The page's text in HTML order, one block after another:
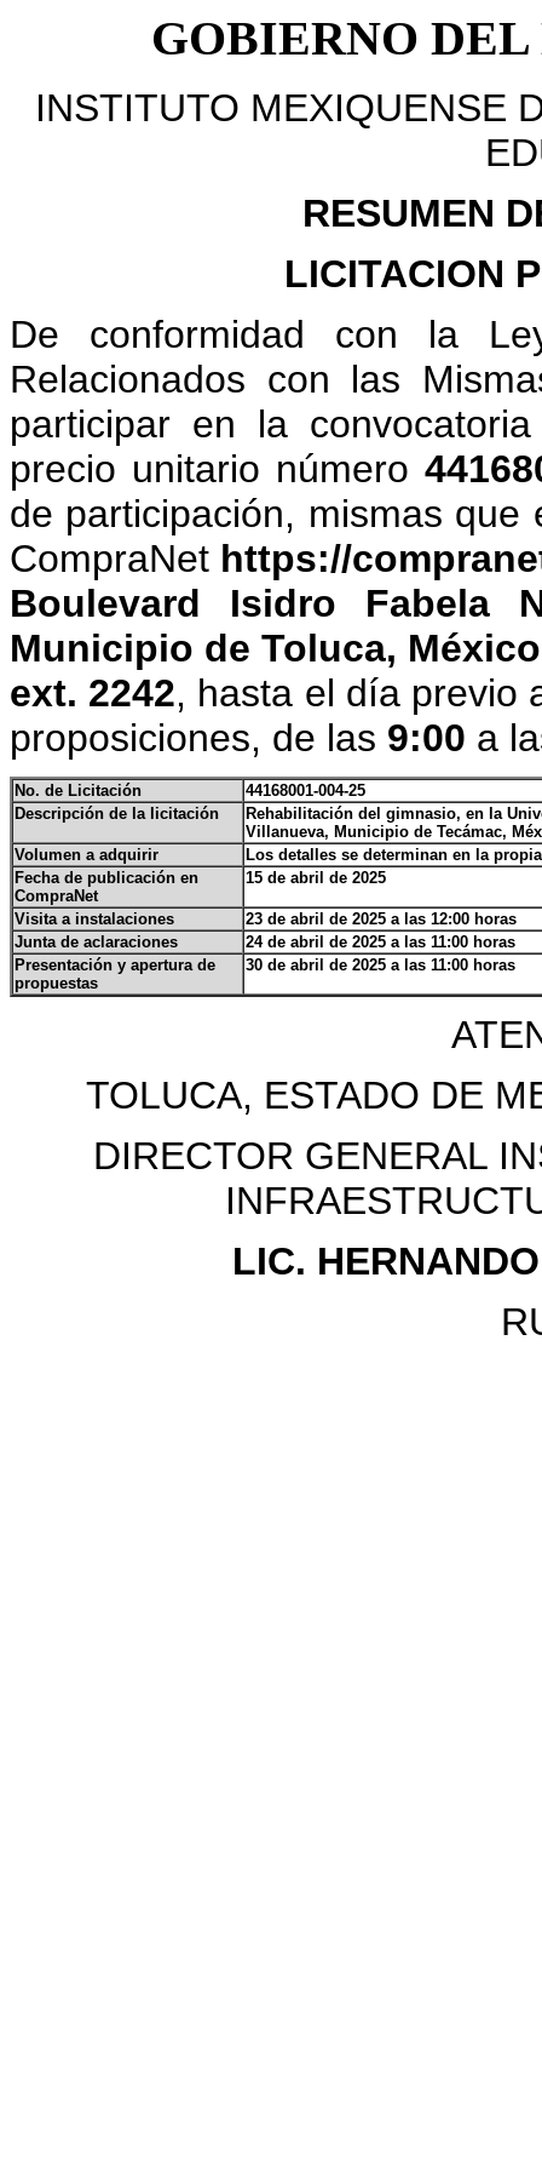
GOBIERNO
INSTITUTO MEXIQUENSE
RESUMEN
LICITACION
De conformidad con la
Relacionados con las
participar en la
precio unitario número
de participación, mismas
CompraNet https://
Boulevard Isidro Fabela
Municipio de Toluca,
ext. 2242, hasta el día previo
proposiciones, de las 9:00 a
No. de Licitación
44168001-004-25
Descripción de la licitación
Rehabilitación del gimnasio, en la
Villanueva, Municipio de Tecámac,
Volumen a adquirir
Los detalles se determinan en la
Fecha de publicación en
CompraNet
15 de abril de 2025
Visita a instalaciones
23 de abril de 2025 a las 12:00 horas
Junta de aclaraciones
24 de abril de 2025 a las 11:00 horas
Presentación y apertura de
propuestas
30 de abril de 2025 a las 11:00 horas
TOLUCA, ESTADO DE
DIRECTOR GENERAL
LIC.